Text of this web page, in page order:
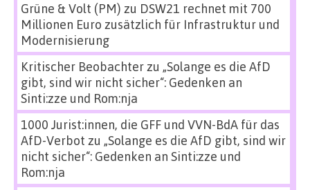
Grüne & Volt (PM) zu DSW21 rechnet mit 700
Millionen Euro zusätzlich für Infrastruktur und
Modernisierung
Kritischer Beobachterzu „Solange es die AfD
gibt, sind wir nicht sicher“: Gedenken an
Sinti:zze und Rom:nja
1000 Jurist:innen, die GFF und VVN-BdA für das
AfD-Verbot zu „Solange es die AfD gibt, sind wir
nicht sicher“: Gedenken an Sinti:zze und
Rom:nja